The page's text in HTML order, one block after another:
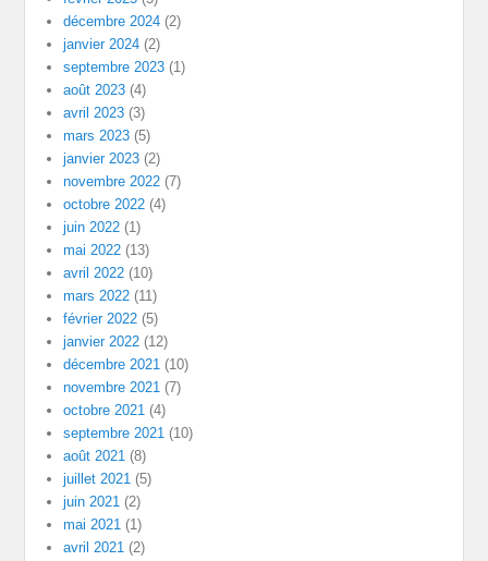
décembre 2024 (2)
janvier 2024 (2)
septembre 2023 (1)
août 2023 (4)
avril 2023 (3)
mars 2023 (5)
janvier 2023 (2)
novembre 2022 (7)
octobre 2022 (4)
juin 2022 (1)
mai 2022 (13)
avril 2022 (10)
mars 2022 (11)
février 2022 (5)
janvier 2022 (12)
décembre 2021 (10)
novembre 2021 (7)
octobre 2021 (4)
septembre 2021 (10)
août 2021 (8)
juillet 2021 (5)
juin 2021 (2)
mai 2021 (1)
avril 2021 (2)